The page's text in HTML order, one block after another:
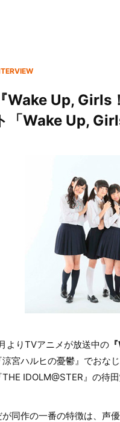
『Wake Up, Girls
「Wake Up,
よりTVアニメが放送中の
涼宮ハルヒの憂鬱』でおな
THE IDOLM@STER』の待
が同作の一番の特徴は、声